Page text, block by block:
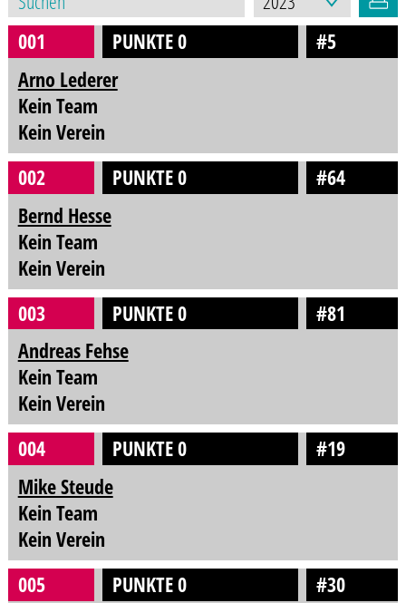
001 PUNKTE 0
#5
Arno Lederer
Kein Team
Kein Verein
002
PUNKTE 0
#64
Bernd Hesse
Kein Team
Kein Verein
003
PUNKTE 0
#81
Andreas Fehse
Kein Team
Kein Verein
004
PUNKTE 0
#19
Mike Steude
Kein Team
Kein Verein
005
PUNKTE 0
#30